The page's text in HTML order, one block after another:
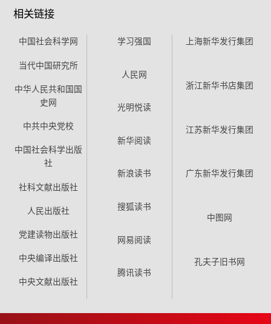
相关链接
中国社会科学网
当代中国研究所
中华人民共和国国
史网
中共中央党校
中国社会科学出版
社
社科文献出版社
人民出版社
党建读物出版社
中央编译出版社
中央文献出版社
学习强国
人民网
光明悦读
新华阅读
新浪读书
搜狐读书
网易阅读
腾讯读书
上海新华发行集团
浙江新华书店集团
江苏新华发行集团
广东新华发行集团
中图网
孔夫子旧书网